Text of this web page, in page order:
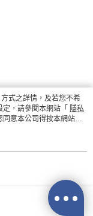
式之詳情，及若您不希
，請參閱本網站「 隱私
意本公司得按本網站使